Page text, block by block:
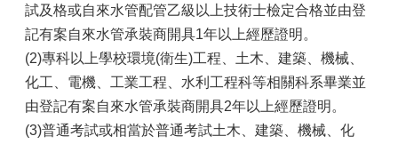
試及格或自來水管配管乙級以上技術士檢定合格並由登
記有案自來水管承裝商開具1年以上經歷證明。
(2)專科以上學校環境(衛生)工程、土木、建築、機械、
化工、電機、工業工程、水利工程科等相關科系畢業並
由登記有案自來水管承裝商開具2年以上經歷證明。
(3)普通考試或相當於普通考試土木、建築、機械、化